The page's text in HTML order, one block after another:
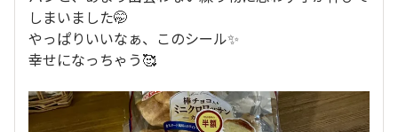
しまいました🤭
やっぱりいいなぁ、このシール✨
幸せになっちゃう🥰